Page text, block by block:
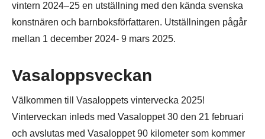
vintern 2024–25 en utställning med den kända svenska
konstnären och barnboksförfattaren. Utställningen pågår
mellan 1 december 2024- 9 mars 2025.
Vasaloppsveckan
Välkommen till Vasaloppets vintervecka 2025!
Vinterveckan inleds med Vasaloppet 30 den 21 februari
och avslutas med Vasaloppet 90 kilometer som kommer